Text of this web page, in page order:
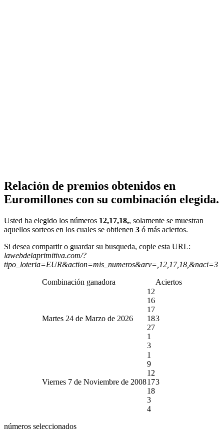
Relación de premios obtenidos en
Euromillones con su combinación elegida.
Usted ha elegido los números 12,17,18,, solamente se muestran
aquellos sorteos en los cuales se obtienen 3 ó más aciertos.
Si desea compartir o guardar su busqueda, copie esta URL:
lawebdelaprimitiva.com/?
tipo_loteria=EUR&action=mis_numeros&arv=,12,17,18,&naci=3
Combinación ganadora Aciertos
Martes 24 de Marzo de 2026
12
16
17
18
27
1
3
3
Viernes 7 de Noviembre de 2008
1
9
12
17
18
3
4
3
números seleccionados